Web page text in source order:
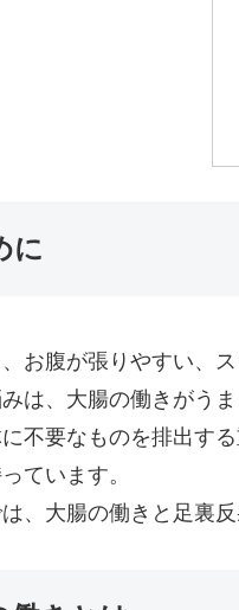
に
お腹が張りやすい、
は、大腸の働きがう
不要なものを排出す
ています。
、大腸の働きと足裏